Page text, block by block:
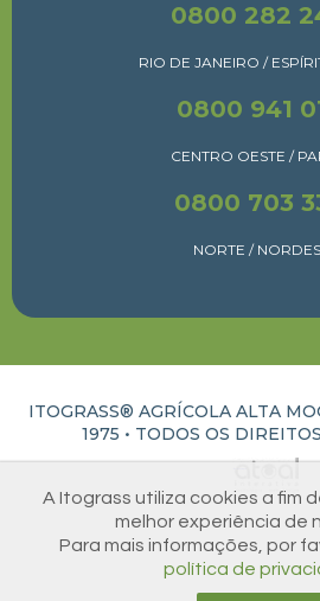
0800 282
RIO DE JANEIRO /
0800 941
CENTRO OESTE /
0800 703
NORTE /
ITOGRASS® AGRÍCOLA ALTA
1975 • TODOS OS
A Itograss utiliza cookies a fim
melhor experiência de
Para mais informações, por
política de